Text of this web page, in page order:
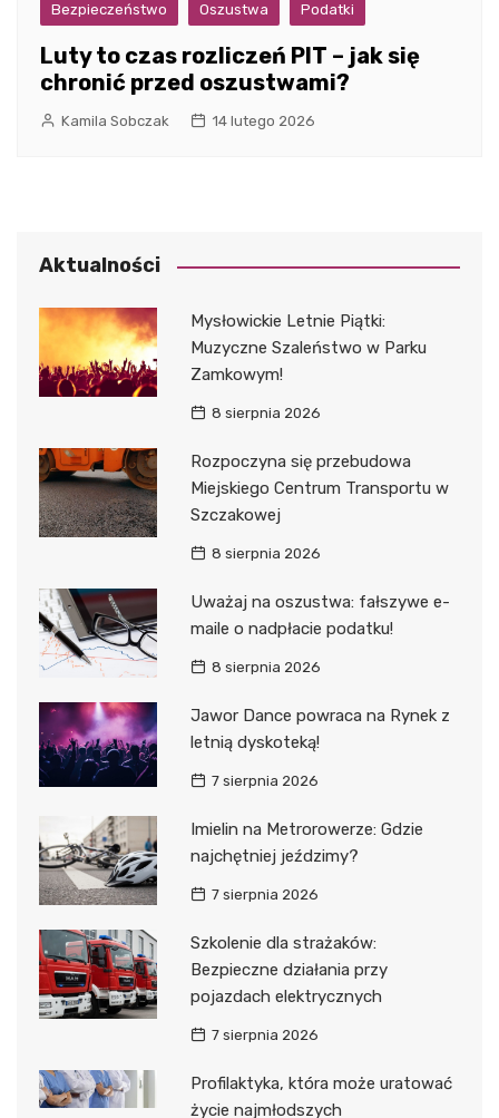
Bezpieczeństwo Oszustwa Podatki
Luty to czas rozliczeń PIT – jak się
chronić przed oszustwami?
Kamila Sobczak 14 lutego 2026
Aktualności
Mysłowickie Letnie Piątki:
Muzyczne Szaleństwo w Parku
Zamkowym!
8 sierpnia 2026
Rozpoczyna się przebudowa
Miejskiego Centrum Transportu w
Szczakowej
8 sierpnia 2026
Uważaj na oszustwa: fałszywe e-
maile o nadpłacie podatku!
8 sierpnia 2026
Jawor Dance powraca na Rynek z
letnią dyskoteką!
7 sierpnia 2026
Imielin na Metrorowerze: Gdzie
najchętniej jeździmy?
7 sierpnia 2026
Szkolenie dla strażaków:
Bezpieczne działania przy
pojazdach elektrycznych
7 sierpnia 2026
Profilaktyka, która może uratować
życie najmłodszych